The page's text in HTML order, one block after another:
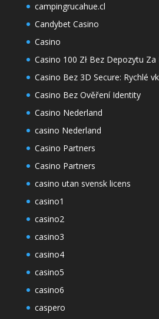
campingrucahue.cl
Candybet Casino
Casino
Casino 100 Zł Bez Depozytu
Casino Bez 3D Secure: Rychlé
Casino Bez Ověření Identity
Casino Nederland
casino Nederland
Casino Partners
Casino Partners
casino utan svensk licens
casino1
casino2
casino3
casino4
casino5
casino6
caspero